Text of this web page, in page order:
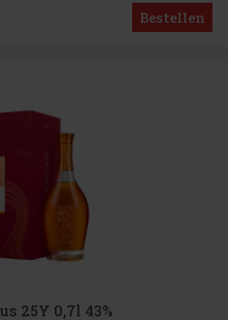
Bestellen
25Y 0,7l 43%